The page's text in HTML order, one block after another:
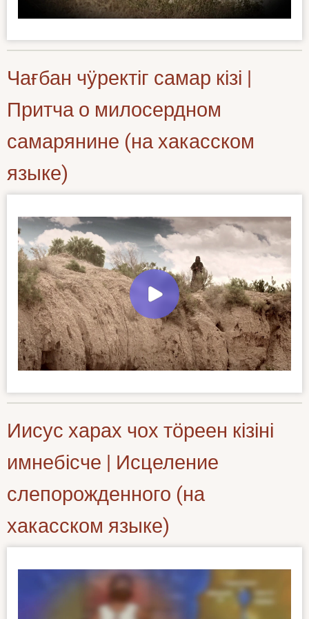
Чағбан чӱректіг самар кізі |
Притча о милосердном
самарянине (на хакасском
языке)
Иисус харах чох тӧреен кізіні
имнебісче | Исцеление
слепорожденного (на
хакасском языке)